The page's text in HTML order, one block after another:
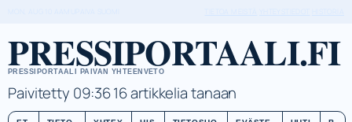
PRESSIPORTAALI.FI
PRESSIPORTAALI PAIVAN YHTEENVETO
Paivitetty 09:3616 artikkelia tanaan